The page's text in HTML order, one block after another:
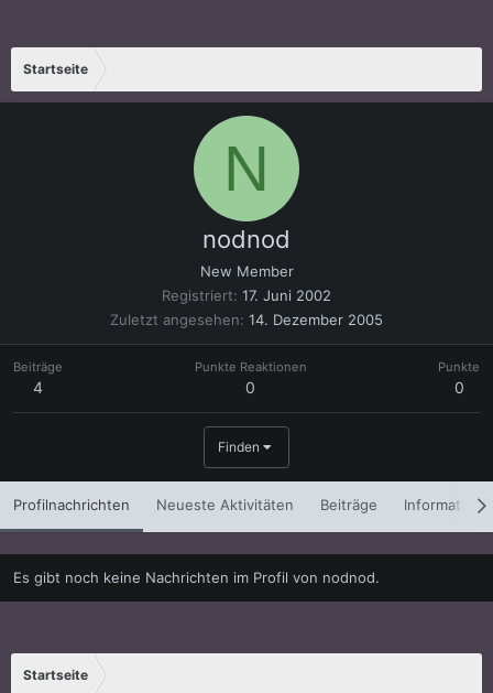
Startseite
N
nodnod
New Member
Registriert 17. Juni 2002
Zuletzt angesehen 14. Dezember 2005
Beiträge
4
Punkte Reaktionen
0
Punkte
0
Finden
Profilnachrichten Neueste Aktivitäten Beiträge
Es gibt noch keine Nachrichten im Profil von nodnod.
Startseite